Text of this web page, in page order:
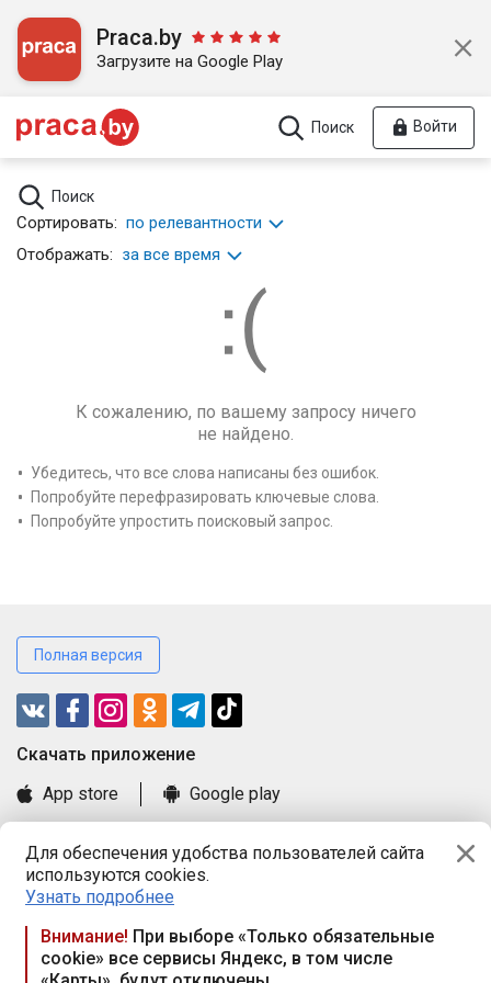
Для обеспечения удобства пользователей сайта
используются cookies.
Узнать подробнее
Внимание! При выборе «Только обязательные
cookie» все сервисы Яндекс, в том числе
Praca.by
Загрузите на Google Play
Поиск Войти
Поиск
Сортировать: по релевантности
Отображать: за все время
К сожалению, по вашему запросу ничего
не найдено.
Убедитесь, что все слова написаны без ошибок.
Попробуйте перефразировать ключевые слова.
Попробуйте упростить поисковый запрос.
Полная версия
Cкачать приложение
App store
Google play
Книга замечаний и предложений
Правила и документы
Praca.by © 2000—2026, ООО «ПРАЦА БАЙ»
Республика Беларусь, 220114, г. Минск, пр-т Независимости
117а, пом. № 9.